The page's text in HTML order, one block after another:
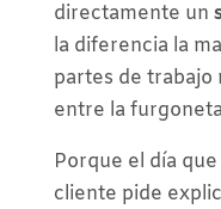
directamente un
la diferencia la
partes de trabajo
entre la
Porque el día
cliente pide